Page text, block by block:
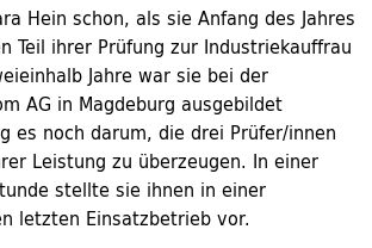
Hein schon, als sie Anfang des Jahres
Teil ihrer Prüfung zur Industriekauffrau
Jahre war sie bei der
AG in Magdeburg ausgebildet
es noch darum, die drei Prüfer/innen
Leistung zu überzeugen. In einer
stellte sie ihnen in einer
letzten Einsatzbetrieb vor.